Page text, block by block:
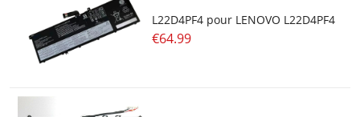
L22D4PF4 pour LENOVO L22D4PF4
€64.99